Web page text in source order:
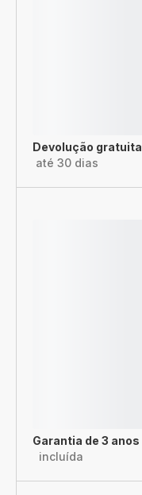
Devolução gratuita
até 30 dias
Garantia de 3 anos
incluída